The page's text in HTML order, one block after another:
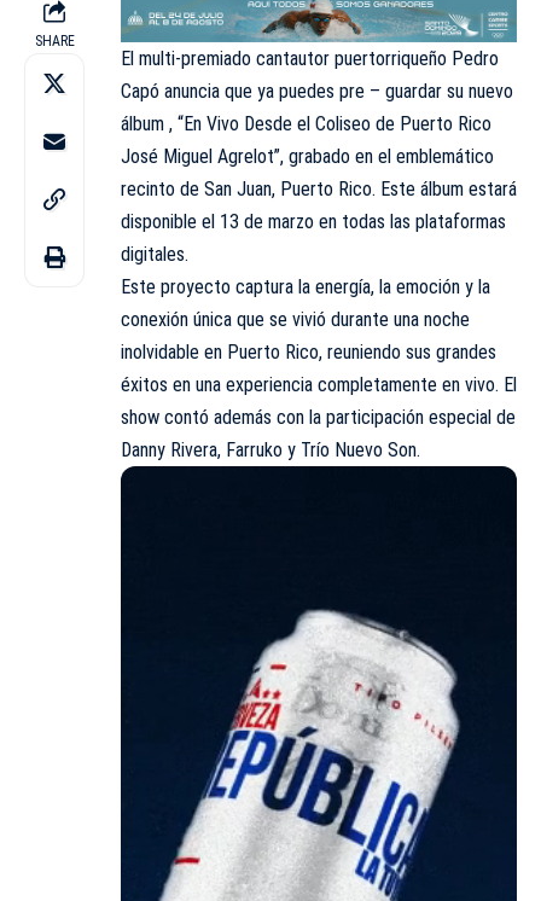
SHARE
El multi-premiado cantautor puertorriqueño Pedro
Capó anuncia que ya puedes pre – guardar su nuevo
álbum , “En Vivo Desde el Coliseo de Puerto Rico
José Miguel Agrelot”, grabado en el emblemático
recinto de San Juan, Puerto Rico. Este álbum estará
disponible el 13 de marzo en todas las plataformas
digitales.
Este proyecto captura la energía, la emoción y la
conexión única que se vivió durante una noche
inolvidable en Puerto Rico, reuniendo sus grandes
éxitos en una experiencia completamente en vivo. El
show contó además con la participación especial de
Danny Rivera, Farruko y Trío Nuevo Son.